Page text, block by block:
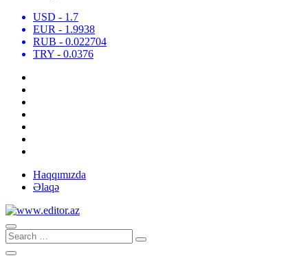
USD - 1.7
EUR - 1.9938
RUB - 0.022704
TRY - 0.0376
Haqqımızda
Əlaqə